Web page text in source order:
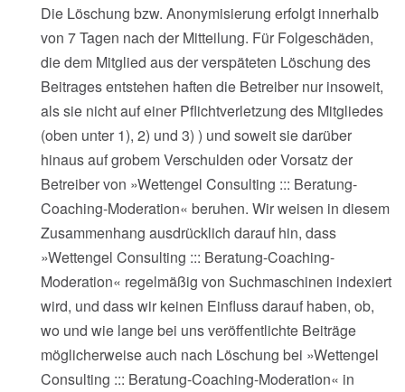
Die Löschung bzw. Anonymisierung erfolgt innerhalb
von 7 Tagen nach der Mitteilung. Für Folgeschäden,
die dem Mitglied aus der verspäteten Löschung des
Beitrages entstehen haften die Betreiber nur insoweit,
als sie nicht auf einer Pflichtverletzung des Mitgliedes
(oben unter 1), 2) und 3) ) und soweit sie darüber
hinaus auf grobem Verschulden oder Vorsatz der
Betreiber von »Wettengel Consulting ::: Beratung-
Coaching-Moderation« beruhen. Wir weisen in diesem
Zusammenhang ausdrücklich darauf hin, dass
»Wettengel Consulting ::: Beratung-Coaching-
Moderation« regelmäßig von Suchmaschinen indexiert
wird, und dass wir keinen Einfluss darauf haben, ob,
wo und wie lange bei uns veröffentlichte Beiträge
möglicherweise auch nach Löschung bei »Wettengel
Consulting ::: Beratung-Coaching-Moderation« in